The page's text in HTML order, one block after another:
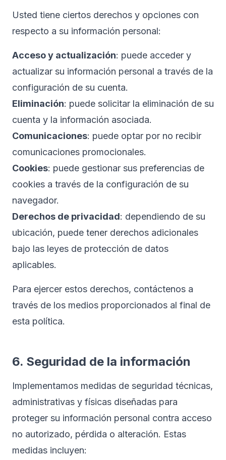
Usted tiene ciertos derechos y opciones con
respecto a su información personal:
Acceso y actualización: puede acceder y
actualizar su información personal a través de la
configuración de su cuenta.
Eliminación: puede solicitar la eliminación de su
cuenta y la información asociada.
Comunicaciones: puede optar por no recibir
comunicaciones promocionales.
Cookies: puede gestionar sus preferencias de
cookies a través de la configuración de su
navegador.
Derechos de privacidad: dependiendo de su
ubicación, puede tener derechos adicionales
bajo las leyes de protección de datos
aplicables.
Para ejercer estos derechos, contáctenos a
través de los medios proporcionados al final de
esta política.
6. Seguridad de la información
Implementamos medidas de seguridad técnicas,
administrativas y físicas diseñadas para
proteger su información personal contra acceso
no autorizado, pérdida o alteración. Estas
medidas incluyen: